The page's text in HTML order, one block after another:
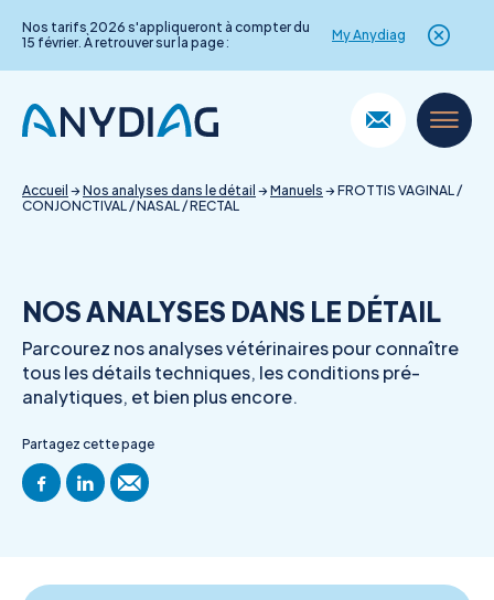
Nos tarifs 2026 s'appliqueront à compter du
15 février. À retrouver sur la page :
My Anydiag
content
Accueil →Nos analyses dans le détail →Manuels →FROTTIS VAGINAL /
CONJONCTIVAL / NASAL / RECTAL
NOS ANALYSES DANS LE DÉTAIL
Parcourez nos analyses vétérinaires pour connaître
tous les détails techniques, les conditions pré-
analytiques, et bien plus encore.
Partagez cette page